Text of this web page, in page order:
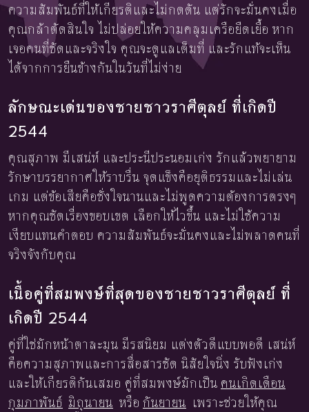
ความสัมพันธ์ที่ให้เกียรติและไม่กดดัน แต่รักจะมั่นคงเมื่อ
คุณกล้าตัดสินใจ ไม่ปล่อยให้ความคลุมเครือยืดเยื้อ หาก
เจอคนที่ชัดและจริงใจ คุณจะดูแลเต็มที่ และรักแท้จะเห็น
ได้จากการยืนข้างกันในวันที่ไม่ง่าย
ลักษณะเด่นของชายชาวราศีตุลย์ ที่เกิดปี
2544
คุณสุภาพ มีเสน่ห์ และประนีประนอมเก่ง รักแล้วพยายาม
รักษาบรรยากาศให้ราบรื่น จุดแข็งคือยุติธรรมและไม่เล่น
เกม แต่ข้อเสียคือชั่งใจนานและไม่พูดความต้องการตรงๆ
หากคุณชัดเรื่องขอบเขต เลือกให้ไวขึ้น และไม่ใช้ความ
เงียบแทนคำตอบ ความสัมพันธ์จะมั่นคงและไม่พลาดคนที่
จริงจังกับคุณ
เนื้อคู่ที่สมพงษ์ที่สุดของชายชาวราศีตุลย์ ที่
เกิดปี 2544
คู่ที่ใช่มักหน้าตาละมุน มีรสนิยม แต่งตัวดีแบบพอดี เสน่ห์
คือความสุภาพและการสื่อสารชัด นิสัยใจนิ่ง รับฟังเก่ง
และให้เกียรติกันเสมอ คู่ที่สมพงษ์มักเป็น คนเกิดเดือน
กุมภาพันธ์ มิถุนายน หรือ กันยายน เพราะช่วยให้คุณ